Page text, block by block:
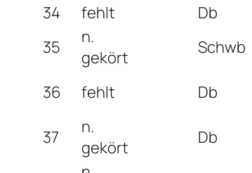
34
fehlt Db
35
n.
gekört
Schwb
36 fehlt Db
37
n.
gekört
Db